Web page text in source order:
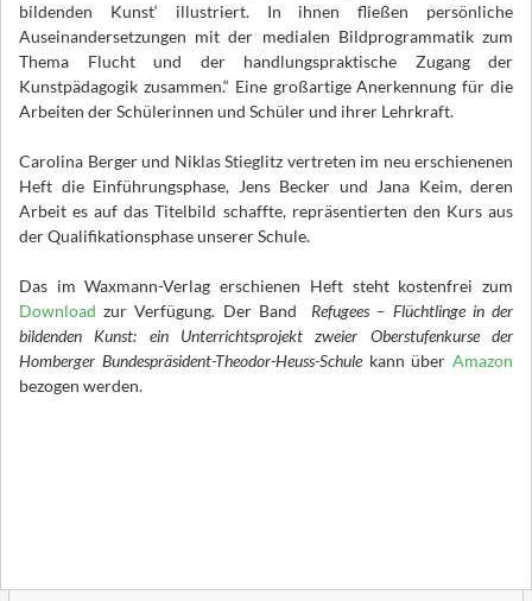
bildenden Kunst‘ illustriert. In ihnen fließen persönliche
Auseinandersetzungen mit der medialen Bildprogrammatik zum
Thema Flucht und der handlungspraktische Zugang der
Kunstpädagogik zusammen.“ Eine großartige Anerkennung für die
Arbeiten der Schülerinnen und Schüler und ihrer Lehrkraft.
Carolina Berger und Niklas Stieglitz vertreten im neu erschienenen
Heft die Einführungsphase, Jens Becker und Jana Keim, deren
Arbeit es auf das Titelbild schaffte, repräsentierten den Kurs aus
der Qualifikationsphase unserer Schule.
Das im Waxmann-Verlag erschienen Heft steht kostenfrei zum
Downloadzur Verfügung. Der Band Refugees – Flüchtlinge in der
bildenden Kunst: ein Unterrichtsprojekt zweier Oberstufenkurse der
Homberger Bundespräsident-Theodor-Heuss-Schulekann über Amazon
bezogen werden.